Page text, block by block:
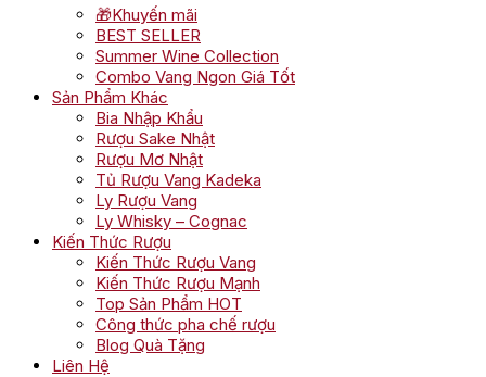
🎁Khuyến mãi
BEST SELLER
Summer Wine Collection
Combo Vang Ngon Giá Tốt
Sản Phẩm Khác
Bia Nhập Khẩu
Rượu Sake Nhật
Rượu Mơ Nhật
Tủ Rượu Vang Kadeka
Ly Rượu Vang
Ly Whisky – Cognac
Kiến Thức Rượu
Kiến Thức Rượu Vang
Kiến Thức Rượu Mạnh
Top Sản Phẩm HOT
Công thức pha chế rượu
Blog Quà Tặng
Liên Hệ